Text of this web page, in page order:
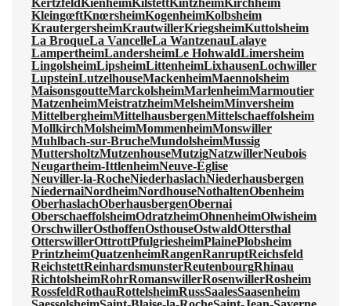
Kertzfeld Kienheim Kilstett Kintzheim Kirchheim
KleingœftKnœrsheimKogenheimKolbsheim
KrautergersheimKrautwillerKriegsheimKuttolsheim
La BroqueLa VancelleLa WantzenauLalaye
LampertheimLandersheimLe HohwaldLimersheim
LingolsheimLipsheimLittenheimLixhausenLochwiller
LupsteinLutzelhouseMackenheimMaennolsheim
MaisonsgoutteMarckolsheimMarlenheimMarmoutier
MatzenheimMeistratzheimMelsheimMinversheim
MittelbergheimMittelhausbergenMittelschaeffolsheim
MollkirchMolsheimMommenheimMonswiller
Muhlbach-sur-BrucheMundolsheimMussig
MuttersholtzMutzenhouseMutzigNatzwillerNeubois
Neugartheim-IttlenheimNeuve-Église
Neuviller-la-RocheNiederhaslachNiederhausbergen
NiedernaiNordheimNordhouseNothaltenObenheim
OberhaslachOberhausbergenObernai
OberschaeffolsheimOdratzheimOhnenheimOlwisheim
OrschwillerOsthoffenOsthouseOstwaldOttersthal
OtterswillerOttrottPfulgriesheimPlainePlobsheim
PrintzheimQuatzenheimRangenRanruptReichsfeld
ReichstettReinhardsmunsterReutenbourgRhinau
RichtolsheimRohrRomanswillerRosenwillerRosheim
RossfeldRothauRottelsheimRussSaalesSaasenheim